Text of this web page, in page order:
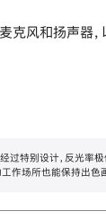
风和扬声器，
过特别设计，反光率
作场所也能保持出色